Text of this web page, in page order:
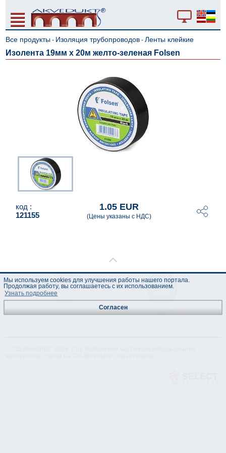
Все продукты - Изоляция трубопроводов -Ленты клейкие
Изолента 19мм x 20м желто-зеленая Folsen
код :
121155
1.05 EUR
(Цены указаны с НДС)
Техническая
Лист данных
Мы используем cookies для улучшения работы нашего портала.
Продолжая работу, вы соглашаетесь с их использованием.
Узнать подробнее
Согласен